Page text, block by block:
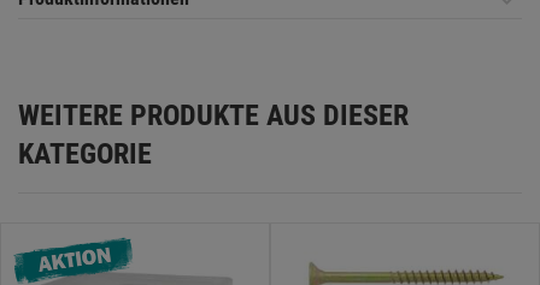
WEITERE PRODUKTE AUS DIESER
KATEGORIE